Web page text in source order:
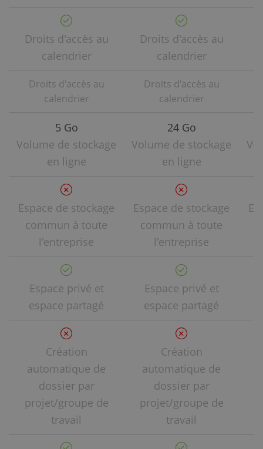
Droits d'accès au
calendrier
Droits d'accès au
calendrier
Droits d'accès au
calendrier
Droits d'accès au
calendrier
5 Go
Volume de stockage
en ligne
24 Go
Volume de stockage
en ligne
Espace de stockage
commun à toute
l'entreprise
Espace de stockage
commun à toute
l'entreprise
Espace privé et
espace partagé
Espace privé et
espace partagé
Création
automatique de
dossier par
projet/groupe de
travail
Création
automatique de
dossier par
projet/groupe de
travail